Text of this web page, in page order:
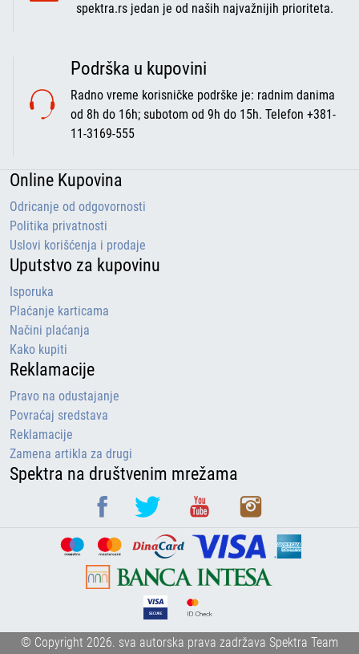
spektra.rs jedan je od naših najvažnijih prioriteta.
Podrška u kupovini
Radno vreme korisničke podrške je: radnim danima
od 8h do 16h; subotom od 9h do 15h. Telefon +381-
11-3169-555
Online Kupovina
Odricanje od odgovornosti
Politika privatnosti
Uslovi korišćenja i prodaje
Uputstvo za kupovinu
Isporuka
Plaćanje karticama
Načini plaćanja
Kako kupiti
Reklamacije
Pravo na odustajanje
Povraćaj sredstava
Reklamacije
Zamena artikla za drugi
Spektra na društvenim mrežama
© Copyright 2026. sva autorska prava zadržava Spektra Team